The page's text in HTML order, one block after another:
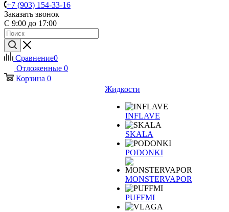
+7 (903) 154-33-16
Заказать звонок
С 9:00 до 17:00
Сравнение0
Отложенные 0
Корзина 0
Жидкости
INFLAVE
SKALA
PODONKI
MONSTERVAPOR
PUFFMI